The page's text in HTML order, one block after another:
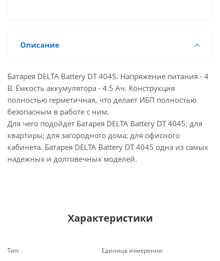
Описание
Батарея DELTA Battery DT 4045. Напряжение питания - 4
В. Ёмкость аккумулятора - 4.5 Ач. Конструкция
полностью герметичная, что делает ИБП полностью
безопасным в работе с ним.
Для чего подойдет Батарея DELTA Battery DT 4045: для
квартиры; для загородного дома; для офисного
кабинета. Батарея DELTA Battery DT 4045 одна из самых
надежных и долговечных моделей.
Характеристики
Тип: Единица измерения: